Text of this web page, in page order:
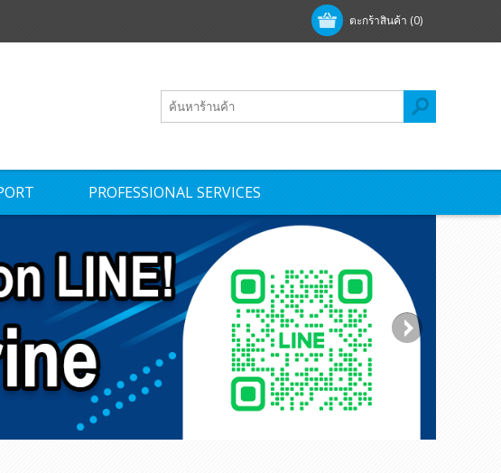
ตะกร้าสินค้า (0)
PROFESSIONAL SERVICES